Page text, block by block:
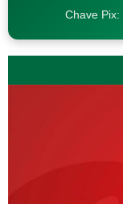
Chave Pix: